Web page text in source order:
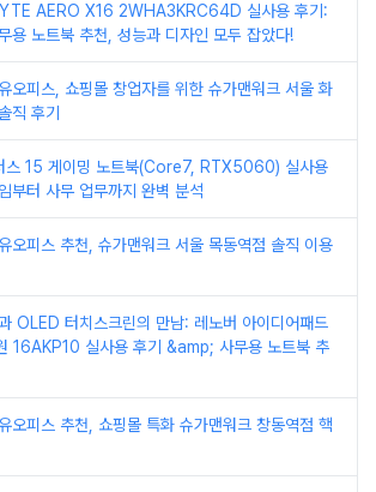
AERO X16 2WHA3KRC64D 실사용 후기:
용 노트북 추천, 성능과 디자인 모두 잡았다!
오피스, 쇼핑몰 창업자를 위한 슈가맨워크 서울 화
직 후기
스 15 게이밍 노트북(Core7, RTX5060) 실사용
부터 사무 업무까지 완벽 분석
오피스 추천, 슈가맨워크 서울 목동역점 솔직 이용
OLED 터치스크린의 만남: 레노버 아이디어패드
16AKP10 실사용 후기 &amp; 사무용 노트북 추
오피스 추천, 쇼핑몰 특화 슈가맨워크 창동역점 핵